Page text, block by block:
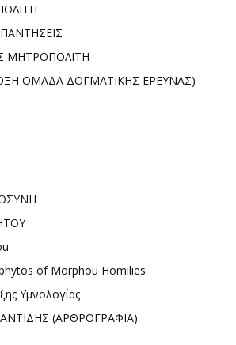
ΜΗΤΡΟΠΟΛΙΤΗ
ΟΜΑΔΑ ΔΟΓΜΑΤΙΚΗΣ ΕΡΕΥΝΑΣ)
of Morphou Homilies
Υμνολογίας
(ΑΡΘΡΟΓΡΑΦΙΑ)